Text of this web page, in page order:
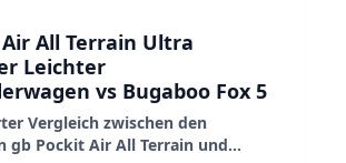
All Terrain Ultra
Leichter
vs Bugaboo Fox 5
Vergleich zwischen den
gb Pockit Air All Terrain und